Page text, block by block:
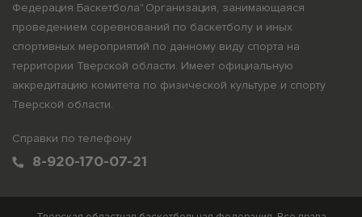
Федерация Баскетбола".Организация, занимающаяся
проведением соревнований по баскетболу и иных
спортивных мероприятий по данному виду спорта на
территории Тверской области. Имеет официальную
аккредитацию комитета по физической культуре и спорту
Тверской области.
Справки по телефону
8-920-170-07-21